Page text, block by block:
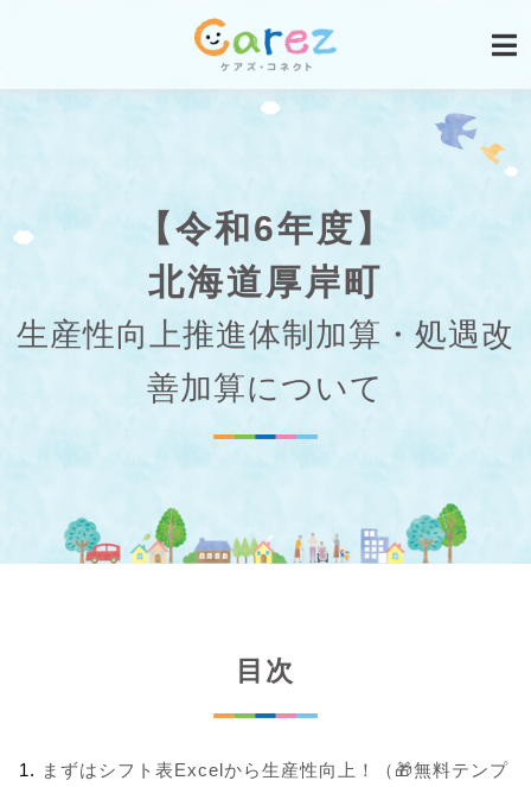
【令和6年度】
北海道厚岸町
生産性向上推進体制加算・処遇改
善加算について
目次
まずはシフト表Excelから生産性向上！（🎁無料テンプ